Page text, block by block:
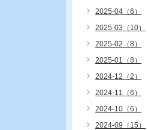
2025-04（6）
2025-03（10）
2025-02（8）
2025-01（8）
2024-12（2）
2024-11（6）
2024-10（6）
2024-09（15）